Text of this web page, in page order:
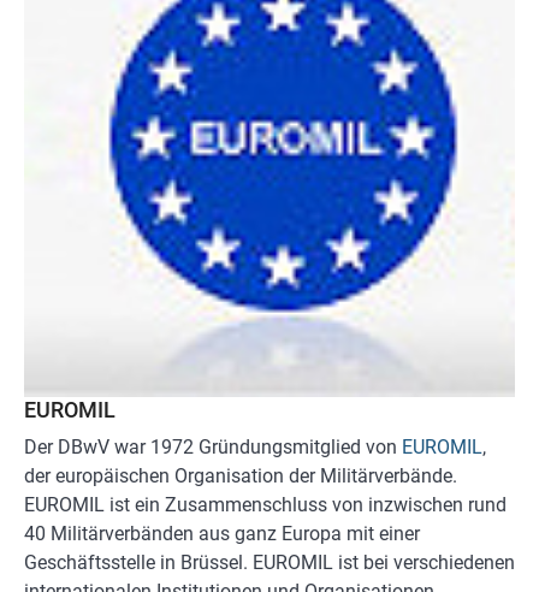
EUROMIL
Der DBwV war 1972 Gründungsmitglied von EUROMIL,
der europäischen Organisation der Militärverbände.
EUROMIL ist ein Zusammenschluss von inzwischen rund
40 Militärverbänden aus ganz Europa mit einer
Geschäftsstelle in Brüssel. EUROMIL ist bei verschiedenen